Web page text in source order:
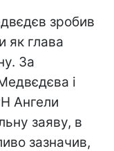
зробив
як глава
За
і
Ангели
заяву, в
зазначив,